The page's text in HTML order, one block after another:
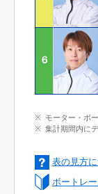
６
モーター・ボ
集計期間内に
表の見方
ボートレ